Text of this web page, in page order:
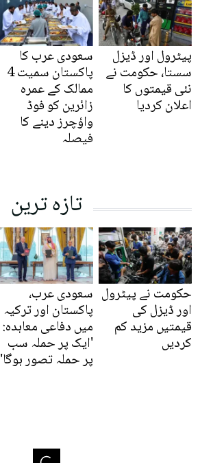
پیٹرول اور ڈیزل
سستا، حکومت نے
نئی قیمتوں کا
اعلان کردیا
سعودی عرب کا
پاکستان سمیت 4
ممالک کے عمرہ
زائرین کو فوڈ
واؤچرز دینے کا
فیصلہ
تازہ ترین
حکومت نے پیٹرول
اور ڈیزل کی
قیمتیں مزید کم
کردیں
سعودی عرب،
پاکستان اور ترکیہ
میں دفاعی معاہدہ:
'ایک پر حملہ سب
پر حملہ تصور ہوگا'